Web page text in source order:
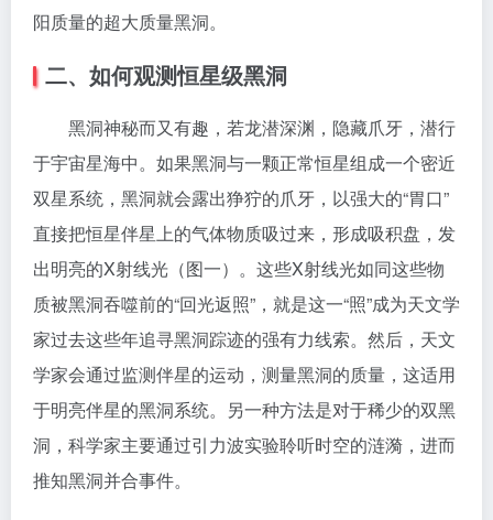
阳质量的超大质量黑洞。
二、如何观测恒星级黑洞
黑洞神秘而又有趣，若龙潜深渊，隐藏爪牙，潜行
于宇宙星海中。如果黑洞与一颗正常恒星组成一个密近
双星系统，黑洞就会露出狰狞的爪牙，以强大的“胃口”
直接把恒星伴星上的气体物质吸过来，形成吸积盘，发
出明亮的X射线光（图一）。这些X射线光如同这些物
质被黑洞吞噬前的“回光返照”，就是这一“照”成为天文学
家过去这些年追寻黑洞踪迹的强有力线索。然后，天文
学家会通过监测伴星的运动，测量黑洞的质量，这适用
于明亮伴星的黑洞系统。另一种方法是对于稀少的双黑
洞，科学家主要通过引力波实验聆听时空的涟漪，进而
推知黑洞并合事件。